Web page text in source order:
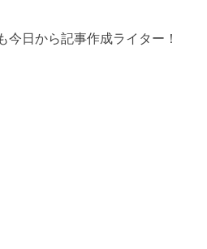
日から記事作成ライター！